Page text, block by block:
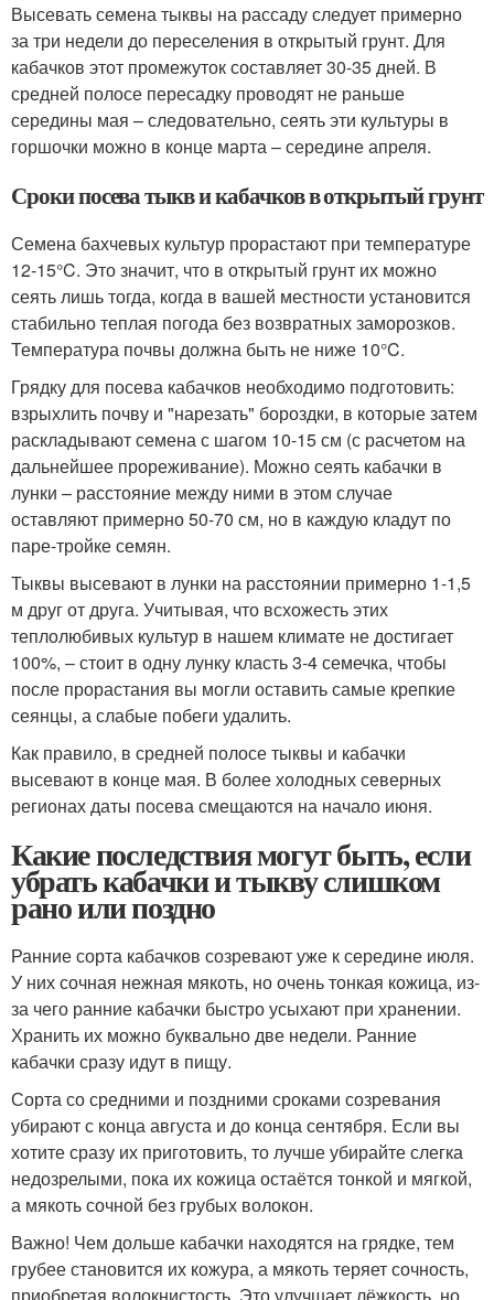
Высевать семена тыквы на рассаду следует примерно
за три недели до переселения в открытый грунт. Для
кабачков этот промежуток составляет 30-35 дней. В
средней полосе пересадку проводят не раньше
середины мая – следовательно, сеять эти культуры в
горшочки можно в конце марта – середине апреля.
Сроки посева тыкв и кабачков в открытый грунт
Семена бахчевых культур прорастают при температуре
12-15°C. Это значит, что в открытый грунт их можно
сеять лишь тогда, когда в вашей местности установится
стабильно теплая погода без возвратных заморозков.
Температура почвы должна быть не ниже 10°C.
Грядку для посева кабачков необходимо подготовить:
взрыхлить почву и "нарезать" бороздки, в которые затем
раскладывают семена с шагом 10-15 см (с расчетом на
дальнейшее прореживание). Можно сеять кабачки в
лунки – расстояние между ними в этом случае
оставляют примерно 50-70 см, но в каждую кладут по
паре-тройке семян.
Тыквы высевают в лунки на расстоянии примерно 1-1,5
м друг от друга. Учитывая, что всхожесть этих
теплолюбивых культур в нашем климате не достигает
100%, – стоит в одну лунку класть 3-4 семечка, чтобы
после прорастания вы могли оставить самые крепкие
сеянцы, а слабые побеги удалить.
Как правило, в средней полосе тыквы и кабачки
высевают в конце мая. В более холодных северных
регионах даты посева смещаются на начало июня.
Какие последствия могут быть, если
убрать кабачки и тыкву слишком
рано или поздно
Ранние сорта кабачков созревают уже к середине июля.
У них сочная нежная мякоть, но очень тонкая кожица, из-
за чего ранние кабачки быстро усыхают при хранении.
Хранить их можно буквально две недели. Ранние
кабачки сразу идут в пищу.
Сорта со средними и поздними сроками созревания
убирают с конца августа и до конца сентября. Если вы
хотите сразу их приготовить, то лучше убирайте слегка
недозрелыми, пока их кожица остаётся тонкой и мягкой,
а мякоть сочной без грубых волокон.
Важно! Чем дольше кабачки находятся на грядке, тем
грубее становится их кожура, а мякоть теряет сочность,